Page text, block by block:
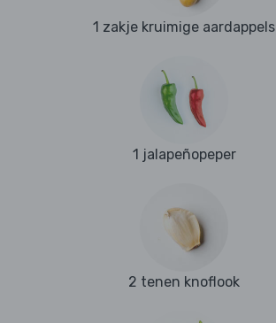
1 zakje kruimige aardappels
1 jalapeñopeper
2 tenen knoflook